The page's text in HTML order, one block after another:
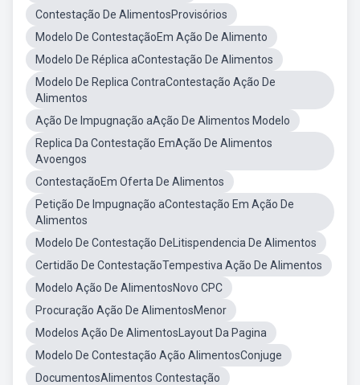
Contestação De AlimentosProvisórios
Modelo De ContestaçãoEm Ação De Alimento
Modelo De Réplica aContestação De Alimentos
Modelo De Replica ContraContestação Ação De
Alimentos
Ação De Impugnação aAção De Alimentos Modelo
Replica Da Contestação EmAção De Alimentos
Avoengos
ContestaçãoEm Oferta De Alimentos
Petição De Impugnação aContestação Em Ação De
Alimentos
Modelo De Contestação DeLitispendencia De Alimentos
Certidão De ContestaçãoTempestiva Ação De Alimentos
Modelo Ação De AlimentosNovo CPC
Procuração Ação De AlimentosMenor
Modelos Ação De AlimentosLayout Da Pagina
Modelo De Contestação Ação AlimentosConjuge
DocumentosAlimentos Contestação